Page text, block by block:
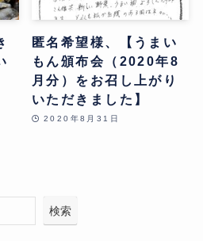
匿名希望様、【うまい
もん頒布会（2020年8
月分）をお召し上がり
いただきました】
2020年8月31日
検索